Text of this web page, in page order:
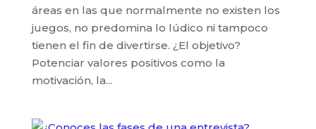
áreas en las que normalmente no existen los
juegos, no predomina lo lúdico ni tampoco
tienen el fin de divertirse. ¿El objetivo?
Potenciar valores positivos como la
motivación, la...